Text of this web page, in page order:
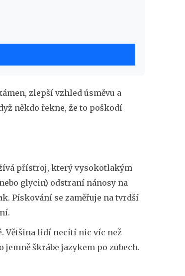
zlepší vzhled úsměvu a
někdo řekne, že to poškodí
přístroj, který vysokotlakým
glycin) odstraní nánosy na
Pískování se zaměřuje na tvrdší
Většina lidí necítí nic víc než
škrábe jazykem po zubech.